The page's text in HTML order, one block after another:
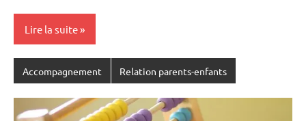
Lire la suite
Accompagnement Relation parents-enfants